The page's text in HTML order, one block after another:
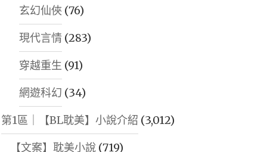
玄幻仙俠 (76)
現代言情(283)
穿越重生 (91)
網遊科幻 (34)
第1區｜【BL耽美】小說介紹 (3,012)
【文案】耽美小說(719)